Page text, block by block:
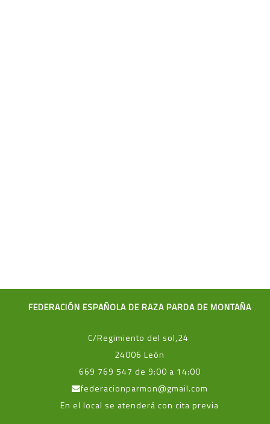
FEDERACIÓN ESPAÑOLA DE RAZA PARDA DE MONTAÑA
C/Regimiento del sol,24
24006 León
669 769 547 de 9:00 a 14:00
federacionparmon@gmail.com
En el local se atenderá con cita previa